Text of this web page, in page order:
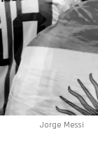
Jorge Messi